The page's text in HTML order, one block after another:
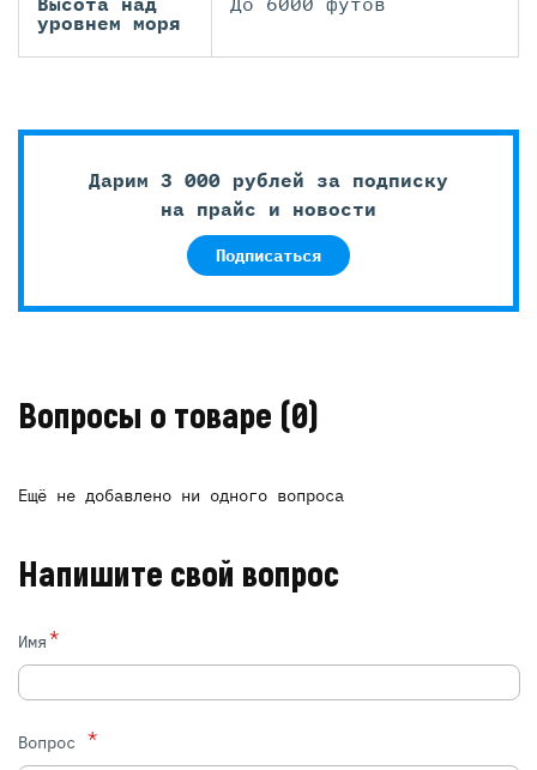
уровнем моря
Дарим 3 000 рублей за подписку
на прайс и новости
Подписаться
Вопросы о товаре (0)
Ещё не добавлено ни одного вопроса
Напишите свой вопрос
Имя*
Вопрос *